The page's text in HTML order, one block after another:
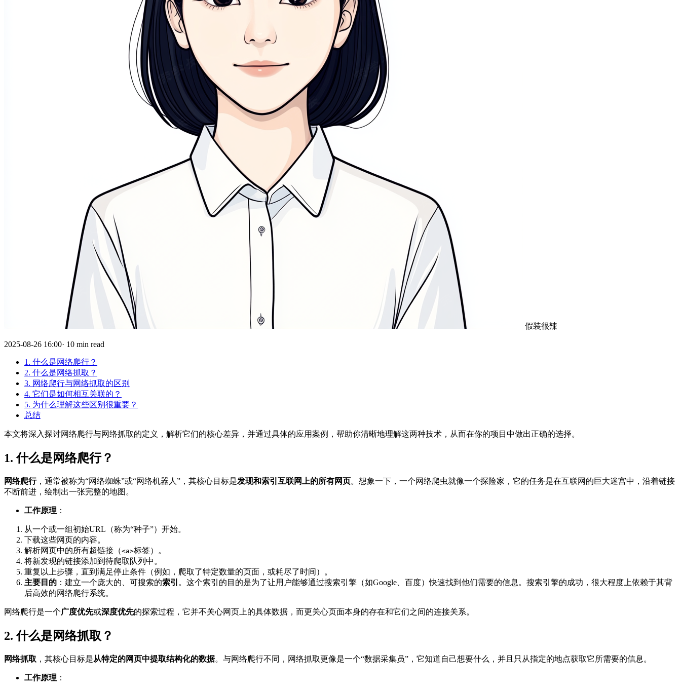
假装很辣
2025-08-26 16:00· 10 min read
1. 什么是网络爬行？
2. 什么是网络抓取？
3. 网络爬行与网络抓取的区别
4. 它们是如何相互关联的？
5. 为什么理解这些区别很重要？
总结
本文将深入探讨网络爬行与网络抓取的定义，解析它们的核心差异，并通过具体的应用案例，帮助你清晰地理解这两种技术，从而在你的项目中做出正确的选择。
1. 什么是网络爬行？
网络爬行，通常被称为“网络蜘蛛”或“网络机器人”，其核心目标是发现和索引互联网上的所有网页。想象一下，一个网络爬虫就像一个探险家，它的任务是在互联网的巨大迷宫中，沿着链接
不断前进，绘制出一张完整的地图。
工作原理 ：
从一个或一组初始URL（称为“种子”）开始。
下载这些网页的内容。
解析网页中的所有超链接（<a>标签）。
将新发现的链接添加到待爬取队列中。
重复以上步骤，直到满足停止条件（例如，爬取了特定数量的页面，或耗尽了时间）。
主要目的 ：建立一个庞大的、可搜索的索引 。这个索引的目的是为了让用户能够通过搜索引擎（如Google、百度）快速找到他们需要的信息。搜索引擎的成功，很大程度上依赖于其背
后高效的网络爬行系统。
网络爬行是一个广度优先或深度优先的探索过程，它并不关心网页上的具体数据，而更关心页面本身的存在和它们之间的连接关系。
2. 什么是网络抓取？
网络抓取 ，其核心目标是从特定的网页中提取结构化的数据。与网络爬行不同，网络抓取更像是一个“数据采集员”，它知道自己想要什么，并且只从指定的地点获取它所需要的信息。
工作原理 ：